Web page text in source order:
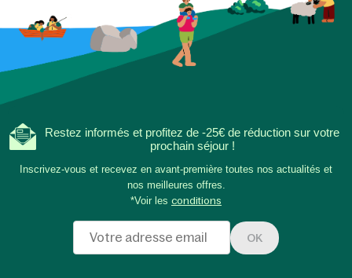
Restez informés et profitez de -25€ de réduction sur votre
prochain séjour !
Inscrivez-vous et recevez en avant-première toutes nos actualités et
nos meilleures offres.
*Voir les conditions
OK